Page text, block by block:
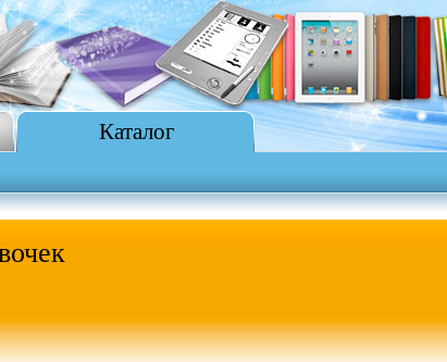
Каталог